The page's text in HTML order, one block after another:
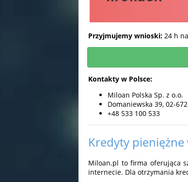
Przyjmujemy wnioski: 24 h
Kontakty w Polsce:
Miloan Polska Sp. z o.o.
Domaniewska 39, 02-
+48 533 100 533
Kredyty
Miloan.pl to firma oferująca
internecie. Dla otrzymania